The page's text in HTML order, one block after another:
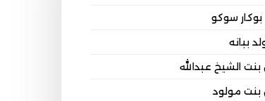
بوكار سوكو
ببانه
بنت الشيخ عبدالله
بنت مولود